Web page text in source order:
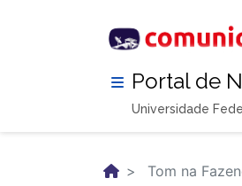
Portal de
Universidade
Tom na